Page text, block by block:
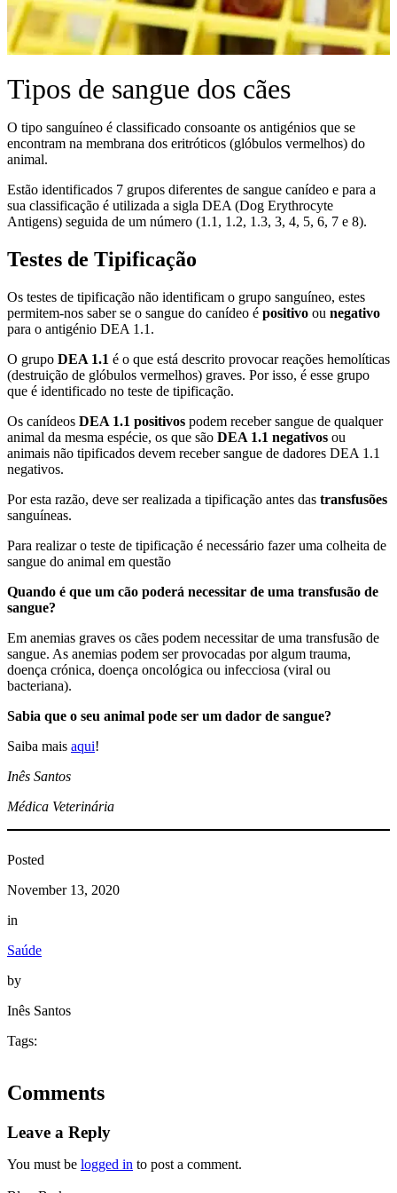
Tipos de sangue dos cães
O tipo sanguíneo é classificado consoante os antigénios que se
encontram na membrana dos eritróticos (glóbulos vermelhos) do
animal.
Estão identificados 7 grupos diferentes de sangue canídeo e para a
sua classificação é utilizada a sigla DEA (Dog Erythrocyte
Antigens) seguida de um número (1.1, 1.2, 1.3, 3, 4, 5, 6, 7 e 8).
Testes de Tipificação
Os testes de tipificação não identificam o grupo sanguíneo, estes
permitem-nos saber se o sangue do canídeo é positivo ou negativo
para o antigénio DEA 1.1.
O grupo DEA 1.1 é o que está descrito provocar reações hemolíticas
(destruição de glóbulos vermelhos) graves. Por isso, é esse grupo
que é identificado no teste de tipificação.
Os canídeos DEA 1.1 positivos podem receber sangue de qualquer
animal da mesma espécie, os que são DEA 1.1 negativos ou
animais não tipificados devem receber sangue de dadores DEA 1.1
negativos.
Por esta razão, deve ser realizada a tipificação antes das transfusões
sanguíneas.
Para realizar o teste de tipificação é necessário fazer uma colheita de
sangue do animal em questão
Quando é que um cão poderá necessitar de uma transfusão de
sangue?
Em anemias graves os cães podem necessitar de uma transfusão de
sangue. As anemias podem ser provocadas por algum trauma,
doença crónica, doença oncológica ou infecciosa (viral ou
bacteriana).
Sabia que o seu animal pode ser um dador de sangue?
Saiba mais aqui!
Inês Santos
Médica Veterinária
Posted
November 13, 2020
in
Saúde
by
Inês Santos
Tags:
Comments
Leave a Reply
You must be logged in to post a comment.